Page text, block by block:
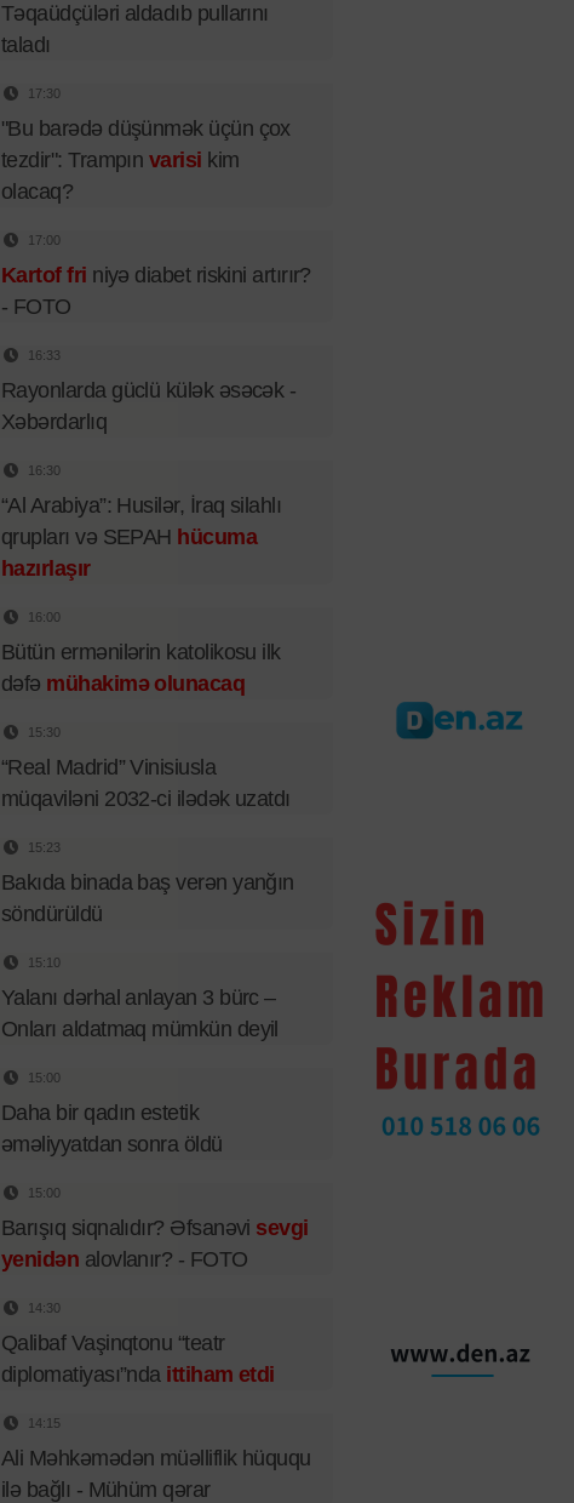
Təqaüdçüləri aldadıb pullarını
taladı
17:30
"Bu barədə düşünmək üçün çox
tezdir": Trampın varisi kim
olacaq?
17:00
Kartof fri niyə diabet riskini artırır?
- FOTO
16:33
Rayonlarda güclü külək əsəcək -
Xəbərdarlıq
16:30
“Al Arabiya”: Husilər, İraq silahlı
qrupları və SEPAH hücuma
hazırlaşır
16:00
Bütün ermənilərin katolikosu ilk
dəfə mühakimə olunacaq
15:30
“Real Madrid” Vinisiusla
müqaviləni 2032-ci ilədək uzatdı
15:23
Bakıda binada baş verən yanğın
söndürüldü
15:10
Yalanı dərhal anlayan 3 bürc –
Onları aldatmaq mümkün deyil
15:00
Daha bir qadın estetik
əməliyyatdan sonra öldü
15:00
Barışıq siqnalıdır? Əfsanəvi sevgi
yenidən alovlanır? - FOTO
14:30
Qalibaf Vaşinqtonu “teatr
diplomatiyası”nda ittiham etdi
14:15
Ali Məhkəmədən müəlliflik hüququ
ilə bağlı - Mühüm qərar